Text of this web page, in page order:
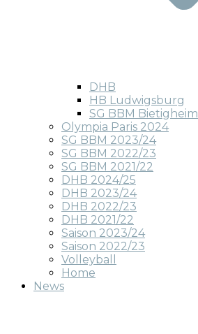
DHB
HB Ludwigsburg
SG BBM Bietigheim
Olympia Paris 2024
SG BBM 2023/24
SG BBM 2022/23
SG BBM 2021/22
DHB 2024/25
DHB 2023/24
DHB 2022/23
DHB 2021/22
Saison 2023/24
Saison 2022/23
Volleyball
Home
News